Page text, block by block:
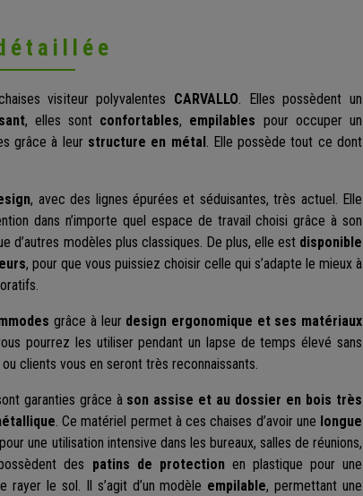
visiteur polyvalentes CARVALLO. Elles possèdent un
, elles sont confortables, empilables pour occuper un
grâce à leur structure en métal. Elle possède tout ce dont
, avec des lignes épurées et séduisantes, très actuel. Elle
dans n’importe quel espace de travail choisi grâce à son
d’autres modèles plus classiques. De plus, elle est disponible
, pour que vous puissiez choisir celle qui s’adapte le mieux à
grâce à leur design ergonomique et ses matériaux
pourrez les utiliser pendant un lapse de temps élevé sans
clients vous en seront très reconnaissants.
garanties grâce à son assise et au dossier en bois très
. Ce matériel permet à ces chaises d’avoir une longue
une utilisation intensive dans les bureaux, salles de réunions,
des patins de protectionen plastique pour une
le sol. Il s’agit d’un modèle empilable, permettant une